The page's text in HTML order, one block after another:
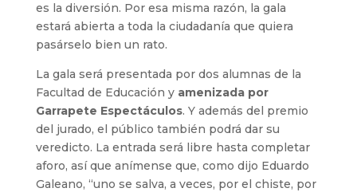
es la diversión. Por esa misma razón, la gala
estará abierta a toda la ciudadanía que quiera
pasárselo bien un rato.
La gala será presentada por dos alumnas de la
Facultad de Educación y amenizada por
Garrapete Espectáculos. Y además del premio
del jurado, el público también podrá dar su
veredicto. La entrada será libre hasta completar
aforo, así que anímense que, como dijo Eduardo
Galeano, “uno se salva, a veces, por el chiste, por